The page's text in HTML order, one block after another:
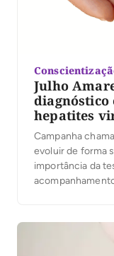
Julho
diagnóstico
hepatites
Campanha
evoluir de forma
importância da